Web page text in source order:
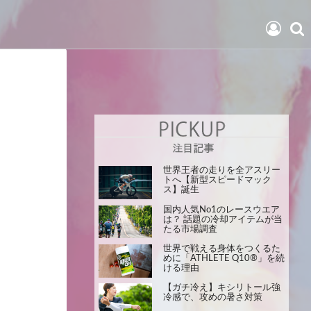
世界王者の走りを全アスリー
トへ【新型スピードマック
ス】誕生
国内人気No1のレースウエア
は？ 話題の冷却アイテムが当
たる市場調査
世界で戦える身体をつくるた
めに「ATHLETE Q10®」を続
ける理由
【ガチ冷え】キシリトール強
冷感で、攻めの暑さ対策